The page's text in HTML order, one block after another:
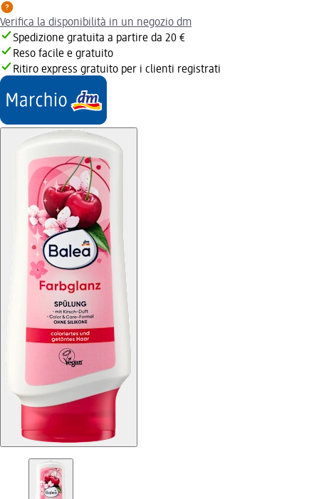
Verifica la disponibilità in un negozio dm
Spedizione gratuita a partire da 20 €
Reso facile e gratuito
Ritiro express gratuito per i clienti registrati